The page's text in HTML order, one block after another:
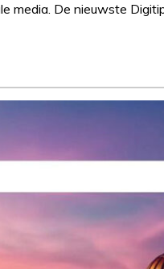
media. De nieuwste